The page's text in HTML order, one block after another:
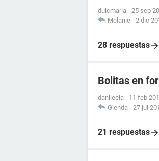
dulcmaria - 25 sep
Melanie - 2 dic
28 respuestas
Bolitas en
daniieela - 11 feb
Glenda - 27 jul
21 respuestas